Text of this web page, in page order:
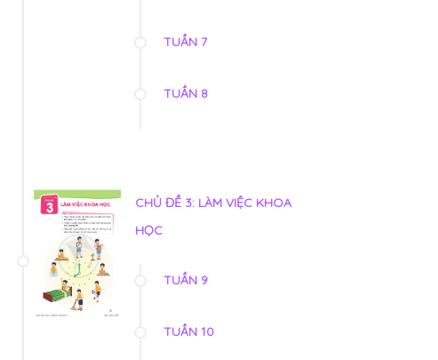
TUẦN 7
TUẦN 8
CHỦ ĐỀ 3: LÀM VIỆC KHOA
HỌC
TUẦN 9
TUẦN 10